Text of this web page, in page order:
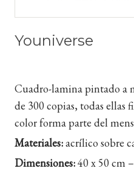
Youniverse
Cuadro-lamina pintado a
de 300 copias, todas ellas
color forma parte del
Materiales:acrílico sobre
Dimensiones:40 x 50 cm